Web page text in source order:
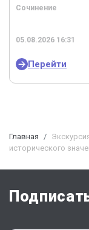
Сочинение
05.08.2026 16:31
Перейти
Главная
исторического